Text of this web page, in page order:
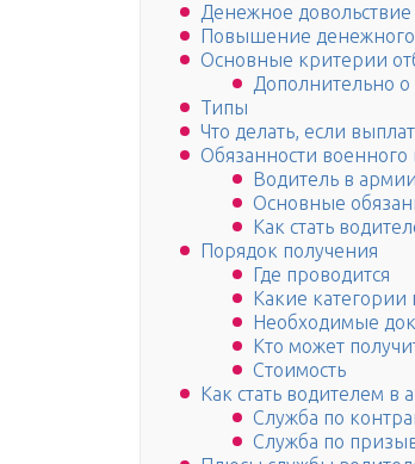
Денежное
Повышение денежного
Основные критерии
Дополнительно
Типы
Что делать, если
Обязанности военного
Водитель в армии
Основные
Как стать
Порядок получения
Где проводится
Какие категории
Необходимые
Кто может
Стоимость
Как стать водителем в
Служба по
Служба по